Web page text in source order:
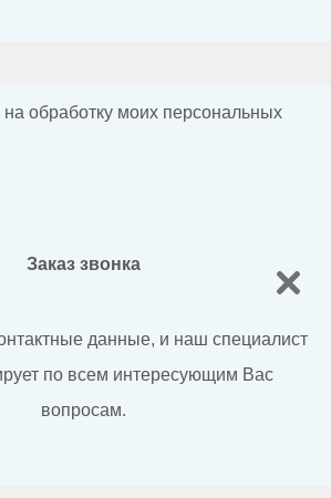
на обработку моих персональных
Заказ звонка
данные, и наш специалист
по всем интересующим Вас
вопросам.